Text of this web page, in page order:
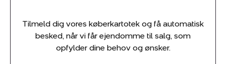
Tilmeld dig vores køberkartotek og få automatisk
besked, når vi får ejendomme til salg, som
opfylder dine behov og ønsker.